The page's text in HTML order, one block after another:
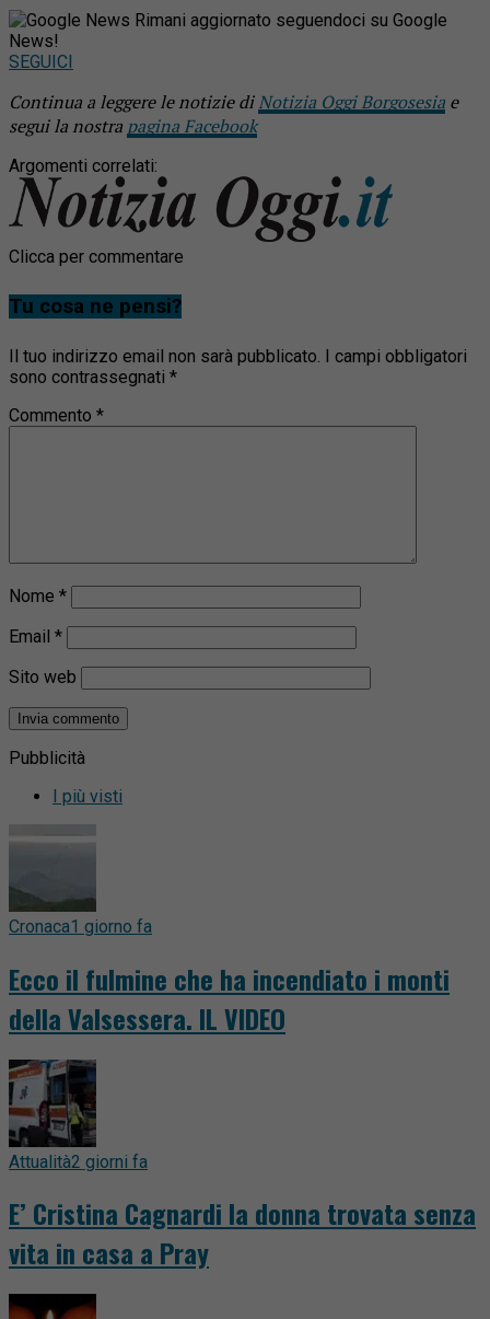
Rimani aggiornato seguendoci su Google
News!
SEGUICI
Continua a leggere le notizie diNotizia Oggi Borgosesia e
segui la nostra pagina Facebook
Argomenti correlati:
Clicca per commentare
Tu cosa ne pensi?
Il tuo indirizzo email non sarà pubblicato. I campi obbligatori
sono contrassegnati *
Commento *
Nome *
Email *
Sito web
Pubblicità
I più visti
Cronaca1 giorno fa
Ecco il fulmine che ha incendiato i monti
della Valsessera. IL VIDEO
Attualità2 giorni fa
E’ Cristina Cagnardi la donna trovata senza
vita in casa a Pray